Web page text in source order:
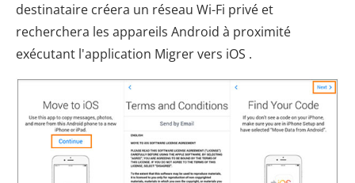
destinataire créera un réseau Wi-Fi privé et
recherchera les appareils Android à proximité
exécutant l'application Migrer vers iOS .